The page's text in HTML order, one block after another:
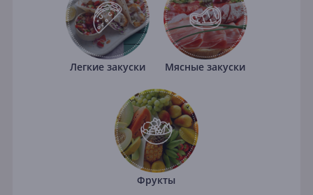
Легкие закуски Мясные закуски
Фрукты